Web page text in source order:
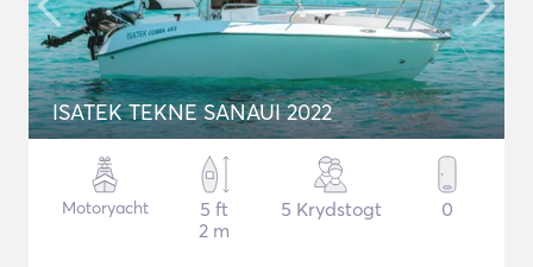
ISATEK TEKNE SANAUI 2022
Motoryacht
5 ft
2 m
5 Krydstogt 0